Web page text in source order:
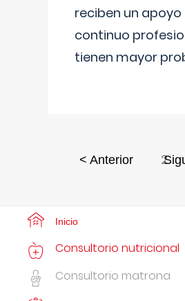
reciben un apoyo
continuo
tienen mayor
< Anterior 2
Inicio
Consultorio nutricional
Consultorio matrona